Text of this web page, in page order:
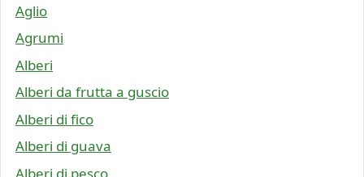
Aglio
Agrumi
Alberi
Alberi da frutta a guscio
Alberi di fico
Alberi di guava
Alberi di pesco